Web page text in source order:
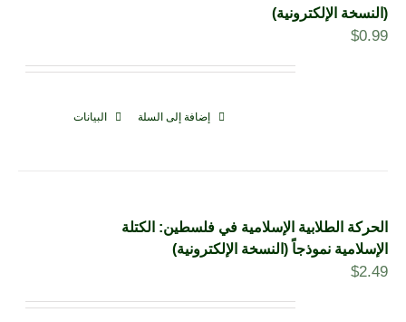
(النسخة الإلكترونية)
$0.99
إضافة إلى السلة البيانات
الحركة الطلابية الإسلامية في فلسطين: الكتلة
الإسلامية نموذجاً (النسخة الإلكترونية)
$2.49